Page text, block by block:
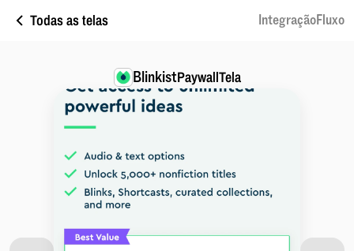
Todas as telas IntegraçãoFluxo
BlinkistPaywallTela